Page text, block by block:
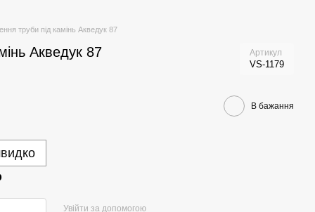
труби під камінь Акведук 87
Акведук 87 Артикул
VS-1179
В бажання
Увійти за допомогою